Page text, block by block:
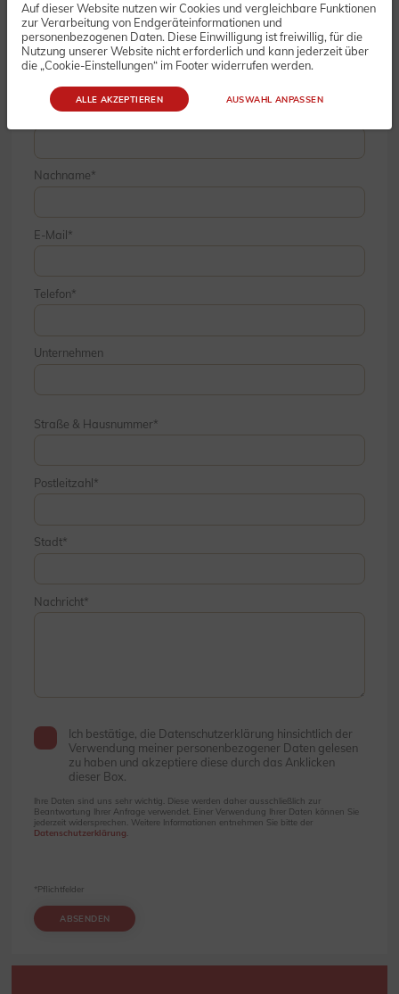
Bestellung
Vorname
Nachname
E-Mail
Telefon
Unternehmen
Straße & Hausnummer
Postleitzahl
Stadt
Nachricht
Ich bestätige, die Datenschutzerklärung hinsichtlich der
Verwendung meiner personenbezogener Daten gelesen
zu haben und akzeptiere diese durch das Anklicken
dieser Box.
Ihre Daten sind uns sehr wichtig. Diese werden daher ausschließlich zur
Beantwortung Ihrer Anfrage verwendet. Einer Verwendung Ihrer Daten können Sie
jederzeit widersprechen. Weitere Informationen entnehmen Sie bitte der
Datenschutzerklärung
ABSENDEN
*Pflichtfelder
Auf dieser Website nutzen wir Cookies und vergleichbare Funktionen
zur Verarbeitung von Endgeräteinformationen und
personenbezogenen Daten. Diese Einwilligung ist freiwillig, für die
Nutzung unserer Website nicht erforderlich und kann jederzeit über
die „Cookie-Einstellungen“ im Footer widerrufen werden.
ALLE AKZEPTIEREN AUSWAHL ANPASSEN